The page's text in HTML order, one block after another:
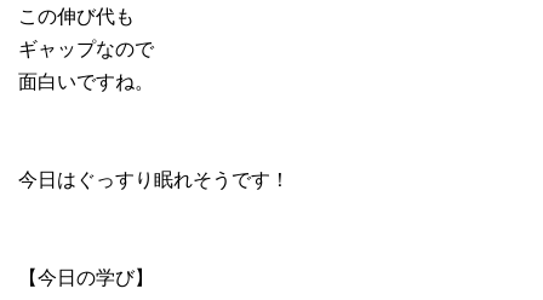
この伸び代も
ギャップなので
面白いですね。
今日はぐっすり眠れそうです！
【今日の学び】